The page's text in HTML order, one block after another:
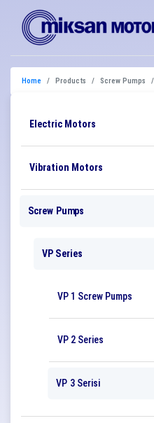
Home Products Screw Pumps
Electric Motors
Vibration Motors
Screw Pumps
VP Series
VP 1 Screw Pumps
VP 2 Series
VP 3 Serisi